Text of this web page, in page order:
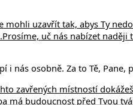
uzavřít tak, abys Ty
Prosíme, uč nás nabízet
i nás osobně. Za to Tě, Pane,
zavřených místností
má budoucnost před Tvou